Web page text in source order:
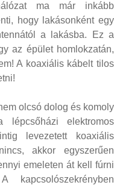
ma már inkább
hogy lakásonként egy
a lakásba. Ez a
az épület homlokzatán,
A koaxiális kábelt tilos
olcsó dolog és komoly
elektromos
levezetett koaxiális
akkor egyszerűen
emeleten át kell fúrni